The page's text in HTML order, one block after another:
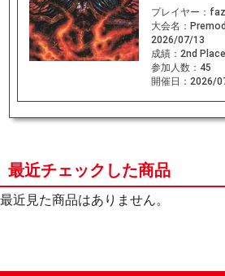
プレイヤー：
大会名：
2026/07/13
成績： 2nd Place
参加人数： 45
開催日： 2026/
最近チェックした商品
最近見た商品はありません。